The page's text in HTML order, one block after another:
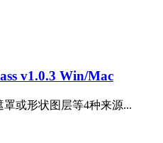
v1.0.3 Win/Mac
或形状图层等4种来源...